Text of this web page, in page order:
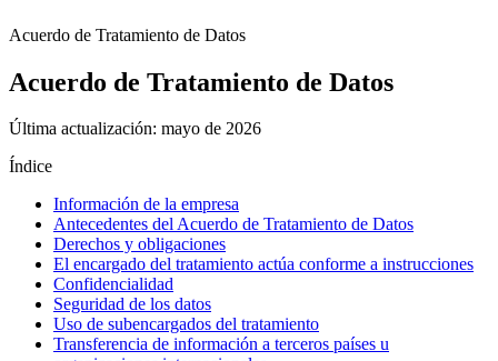
Acuerdo de Tratamiento de Datos
Acuerdo de Tratamiento de Datos
Última actualización: mayo de 2026
Índice
Información de la empresa
Antecedentes del Acuerdo de Tratamiento de Datos
Derechos y obligaciones
El encargado del tratamiento actúa conforme a instrucciones
Confidencialidad
Seguridad de los datos
Uso de subencargados del tratamiento
Transferencia de información a terceros países u